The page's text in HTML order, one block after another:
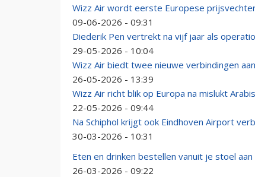
Wizz Air wordt eerste Europese
09-06-2026 - 09:31
Diederik Pen vertrekt na vijf jaar als
29-05-2026 - 10:04
Wizz Air biedt twee nieuwe verbindingen
26-05-2026 - 13:39
Wizz Air richt blik op Europa na mislukt
22-05-2026 - 09:44
Na Schiphol krijgt ook Eindhoven Airport
30-03-2026 - 10:31
Eten en drinken bestellen vanuit je stoel
26-03-2026 - 09:22